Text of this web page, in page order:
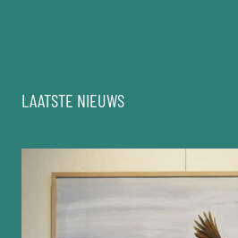
LAATSTE NIEUWS